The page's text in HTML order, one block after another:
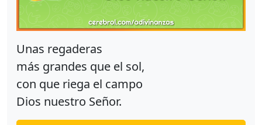
Unas regaderas
más grandes que el sol,
con que riega el campo
Dios nuestro Señor.